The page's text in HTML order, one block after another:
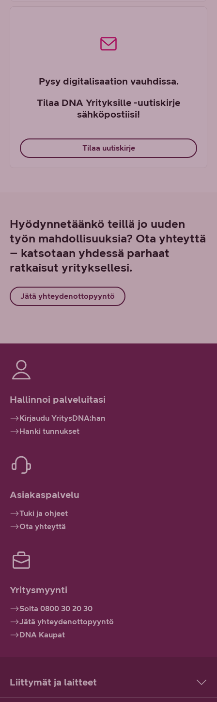
Pysy digitalisaation vauhdissa.
Tilaa DNA Yrityksille -uutiskirje
sähköpostiisi!
Tilaa uutiskirje
Hyödynnetäänkö teillä jo uuden
työn mahdollisuuksia? Ota yhteyttä
– katsotaan yhdessä parhaat
ratkaisut yrityksellesi.
Jätä yhteydenottopyyntö
Hallinnoi palveluitasi
Kirjaudu YritysDNA:han
Hanki tunnukset
Asiakaspalvelu
Tuki ja ohjeet
Ota yhteyttä
Yritysmyynti
Soita 0800 30 20 30
Jätä yhteydenottopyyntö
DNA Kaupat
Liittymät ja laitteet